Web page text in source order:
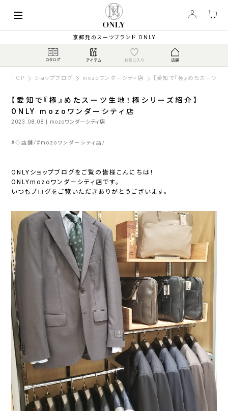
京都発のスーツブランド ONLY
TOP ショップブログ mozoワンダーシティ店 【愛知で『極』めたスーツ
【愛知で『極』めたスーツ生地！極シリーズ紹介】
ONLY mozoワンダーシティ店
2023.08.08 | mozoワンダーシティ店
#◇店舗 # mozoワンダーシティ店
ONLYショップブログをご覧の皆様こんにちは！
ONLYmozoワンダーシティ店です。
いつもブログをご覧いただきありがとうございます。